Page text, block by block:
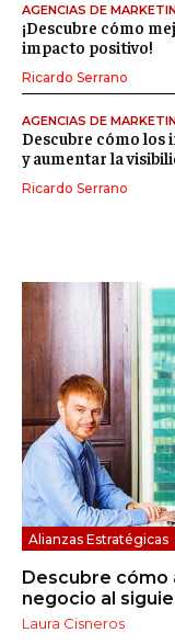
Alianzas Estratégicas
Descubre cómo
negocio al
Laura Cisneros
AGENCIAS DE
¡Descubre cómo
impacto positivo!
Ricardo Serrano
AGENCIAS DE
Descubre cómo los
y aumentar la
Ricardo Serrano